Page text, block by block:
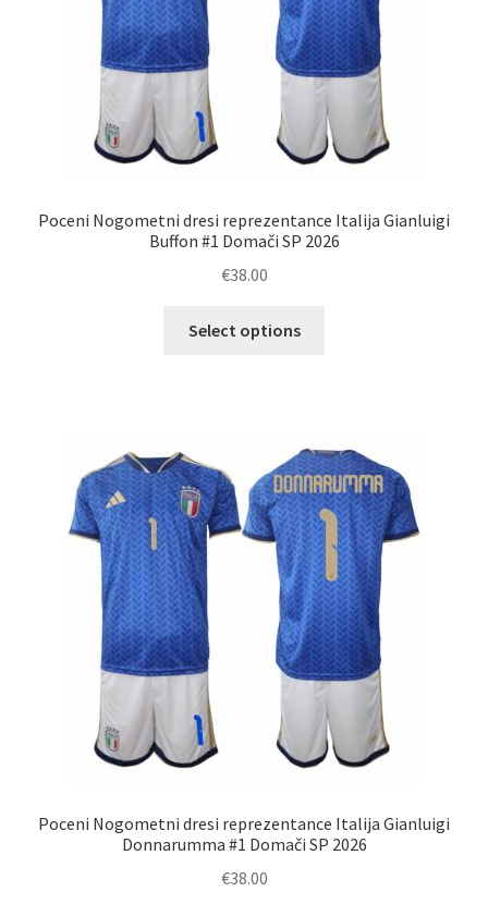
Poceni Nogometni dresi reprezentance Italija Gianluigi
Buffon #1 Domači SP 2026
€38.00
Select options
Možnosti
lahko
izberete
na
strani
izdelka
Poceni Nogometni dresi reprezentance Italija Gianluigi
Donnarumma #1 Domači SP 2026
€38.00